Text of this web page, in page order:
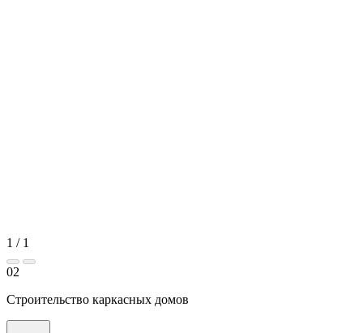
1 / 1
02
Строительство каркасных домов